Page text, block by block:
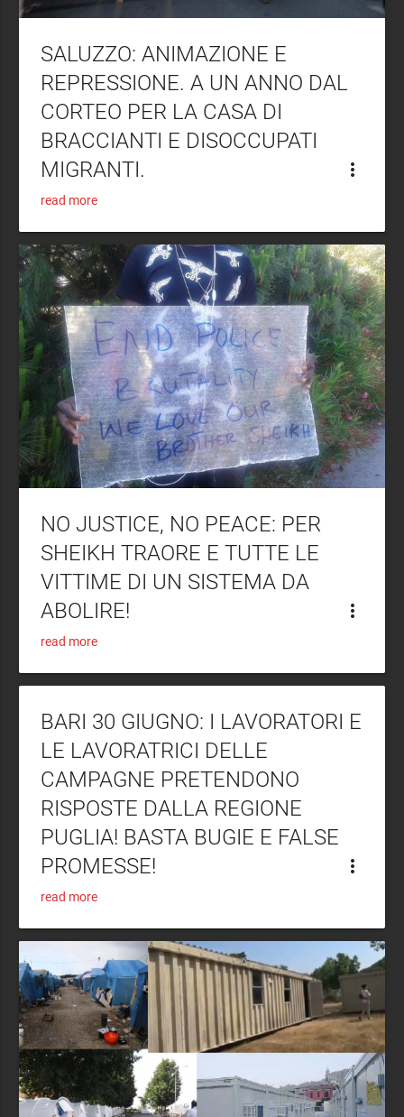
SALUZZO: ANIMAZIONE E
REPRESSIONE. A UN ANNO DAL
CORTEO PER LA CASA DI
BRACCIANTI E DISOCCUPATI
MIGRANTI.
more_vert
read more
NO JUSTICE, NO PEACE: PER
SHEIKH TRAORE E TUTTE LE
VITTIME DI UN SISTEMA DA
ABOLIRE!
more_vert
read more
BARI 30 GIUGNO: I LAVORATORI E
LE LAVORATRICI DELLE
CAMPAGNE PRETENDONO
RISPOSTE DALLA REGIONE
PUGLIA! BASTA BUGIE E FALSE
PROMESSE!
more_vert
read more